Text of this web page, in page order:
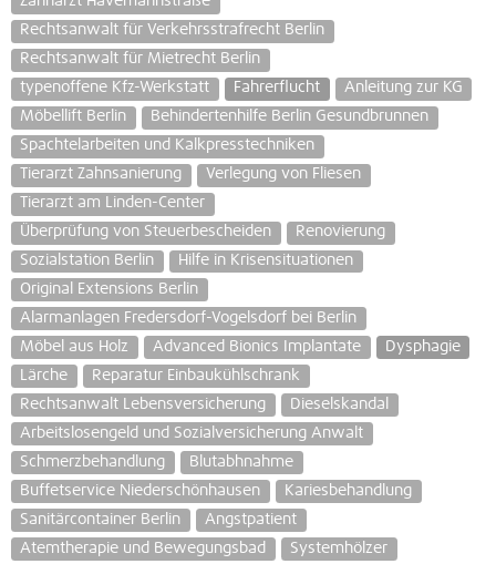
Rechtsanwalt für Verkehrsstrafrecht Berlin
Rechtsanwalt für Mietrecht Berlin
typenoffene Kfz-Werkstatt
Fahrerflucht
Anleitung zur KG
Möbellift Berlin
Behindertenhilfe Berlin Gesundbrunnen
Spachtelarbeiten und Kalkpresstechniken
Tierarzt Zahnsanierung
Verlegung von Fliesen
Tierarzt am Linden-Center
Überprüfung von Steuerbescheiden
Renovierung
Sozialstation Berlin
Hilfe in Krisensituationen
Original Extensions Berlin
Alarmanlagen Fredersdorf-Vogelsdorf bei Berlin
Möbel aus Holz
Advanced Bionics Implantate
Dysphagie
Lärche
Reparatur Einbaukühlschrank
Rechtsanwalt Lebensversicherung
Dieselskandal
Arbeitslosengeld und Sozialversicherung Anwalt
Schmerzbehandlung
Blutabhnahme
Buffetservice Niederschönhausen
Kariesbehandlung
Sanitärcontainer Berlin
Angstpatient
Atemtherapie und Bewegungsbad
Systemhölzer